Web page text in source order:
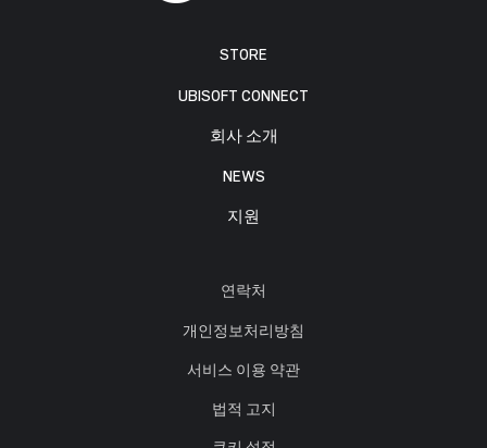
STORE
UBISOFT CONNECT
회사 소개
NEWS
지원
연락처
개인정보처리방침
서비스 이용 약관
법적 고지